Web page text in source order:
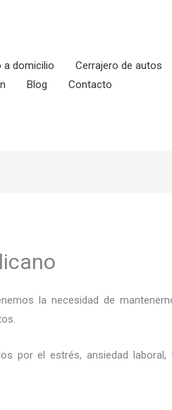
a domicilio Cerrajero de autos
Blog Contacto
la necesidad de
por el estrés, ansiedad laboral,